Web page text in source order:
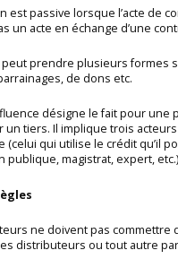
est passive lorsque l’acte de
un acte en échange d’une
prendre plusieurs formes
de dons etc.
désigne le fait pour
un tiers. Il implique trois
(celui qui utilise le crédit qu’il
publique, magistrat, expert,
ne doivent pas commettre
distributeurs ou tout autre